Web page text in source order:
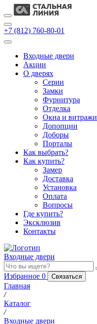
+7 (812) 760-80-01
Входные двери
Акции
О дверях
Cерии
Замки
Фурнитура
Отделка
Окна и витражи
Допопции
Доборы
Порталы
Как выбрать?
Как купить?
Замер
Доставка
Установка
Оплата
Вопросы
Где купить?
Эксклюзив
Контакты
Входные двери
Избранное 0 Связаться
Главная
/
Каталог
/
Входные двери